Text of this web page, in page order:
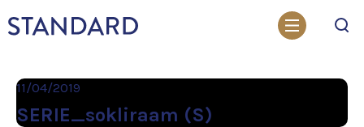
11/04/2019
SERIE_sokliraam (S)